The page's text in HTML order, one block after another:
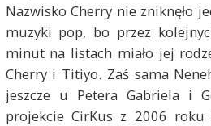
Nazwisko Cherry nie zniknęło
muzyki pop, bo przez
minut na listach miało jej
Cherry i Titiyo. Zaś sama
jeszcze u Petera Gabriela i
projekcie CirKus z 2006